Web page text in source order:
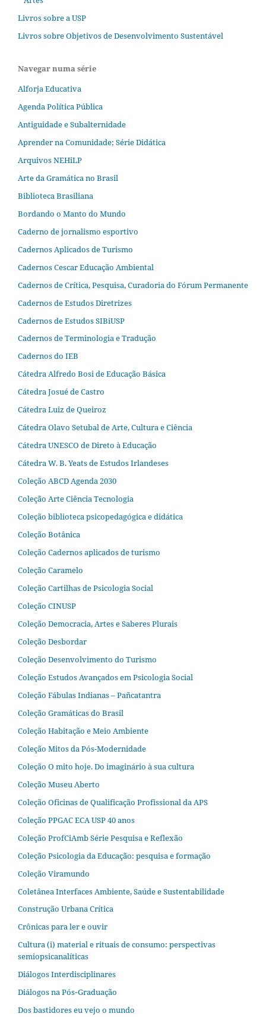
Livros sobre a USP
Livros sobre Objetivos de Desenvolvimento Sustentável
Navegar numa série
Alforja Educativa
Agenda Política Pública
Antiguidade e Subalternidade
Aprender na Comunidade; Série Didática
Arquivos NEHiLP
Arte da Gramática no Brasil
Biblioteca Brasiliana
Bordando o Manto do Mundo
Caderno de jornalismo esportivo
Cadernos Aplicados de Turismo
Cadernos Cescar Educação Ambiental
Cadernos de Crítica, Pesquisa, Curadoria do Fórum Permanente
Cadernos de Estudos Diretrizes
Cadernos de Estudos SIBiUSP
Cadernos de Terminologia e Tradução
Cadernos do IEB
Cátedra Alfredo Bosi de Educação Básica
Cátedra Josué de Castro
Cátedra Luiz de Queiroz
Cátedra Olavo Setubal de Arte, Cultura e Ciência
Cátedra UNESCO de Direto à Educação
Cátedra W. B. Yeats de Estudos Irlandeses
Coleção ABCD Agenda 2030
Coleção Arte Ciência Tecnologia
Coleção biblioteca psicopedagógica e didática
Coleção Botânica
Coleção Cadernos aplicados de turismo
Coleção Caramelo
Coleção Cartilhas de Psicologia Social
Coleção CINUSP
Coleção Democracia, Artes e Saberes Plurais
Coleção Desbordar
Coleção Desenvolvimento do Turismo
Coleção Estudos Avançados em Psicologia Social
Coleção Fábulas Indianas – Pañcatantra
Coleção Gramáticas do Brasil
Coleção Habitação e Meio Ambiente
Coleção Mitos da Pós-Modernidade
Coleção O mito hoje. Do imaginário à sua cultura
Coleção Museu Aberto
Coleção Oficinas de Qualificação Profissional da APS
Coleção PPGAC ECA USP 40 anos
Coleção ProfCiAmb Série Pesquisa e Reflexão
Coleção Psicologia da Educação: pesquisa e formação
Coleção Viramundo
Coletânea Interfaces Ambiente, Saúde e Sustentabilidade
Construção Urbana Crítica
Crônicas para ler e ouvir
Cultura (i) material e rituais de consumo: perspectivas
semiopsicanalíticas
Diálogos Interdisciplinares
Diálogos na Pós‐Graduação
Dos bastidores eu vejo o mundo